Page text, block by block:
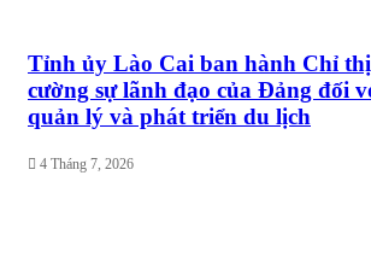
Tỉnh ủy Lào Cai ban hành Chỉ
cường sự lãnh đạo của Đảng đối
quản lý và phát triển du lịch
4 Tháng 7, 2026